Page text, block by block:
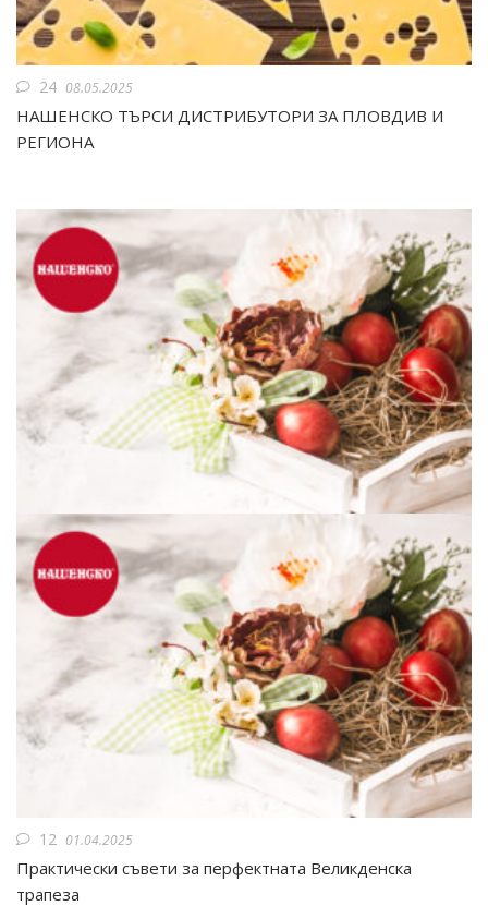
24 08.05.2025
НАШЕНСКО ТЪРСИ ДИСТРИБУТОРИ ЗА ПЛОВДИВ И
РЕГИОНА
12 01.04.2025
Практически съвети за перфектната Великденска
трапеза